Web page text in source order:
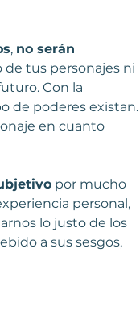
, no serán
de tus personajes ni
Con la
de poderes existan.
en cuanto
por mucho
personal,
lo justo de los
a sus sesgos,